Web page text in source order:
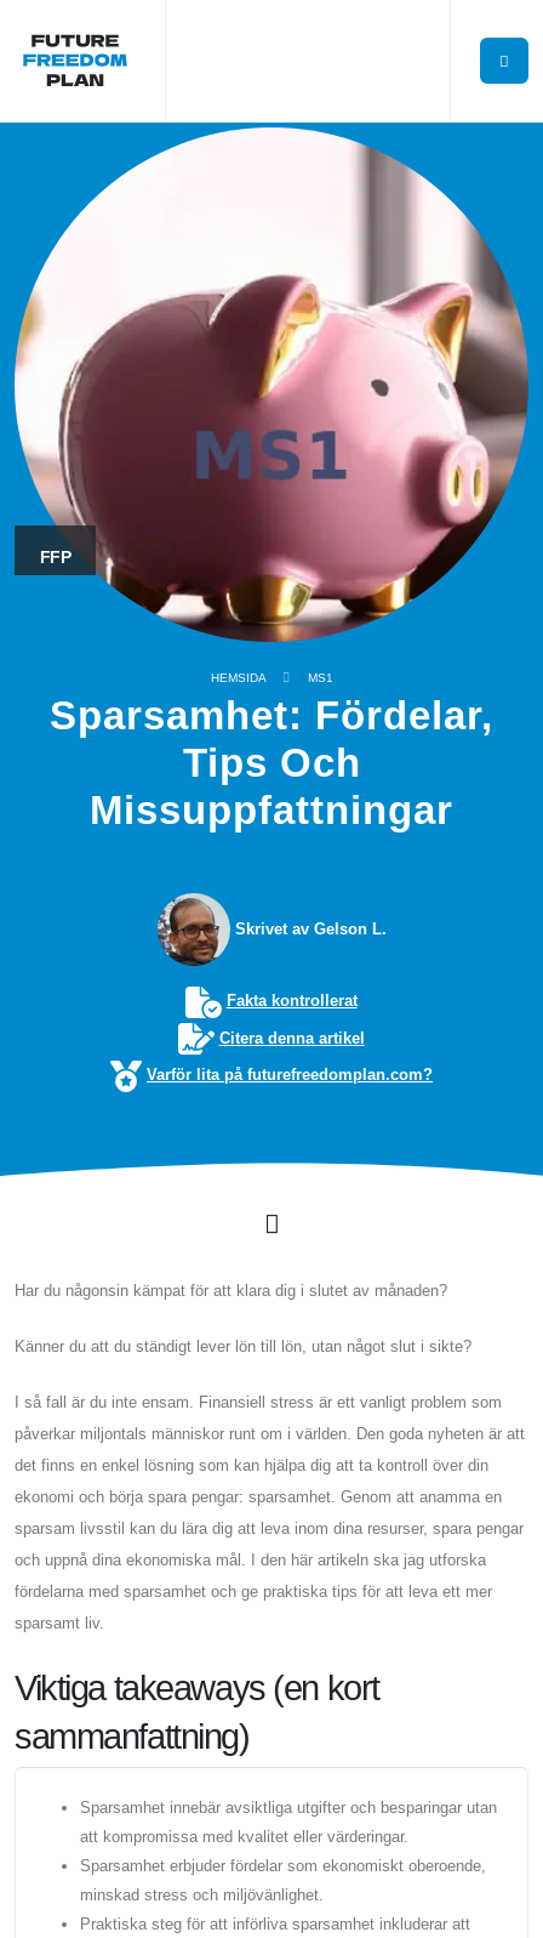
FFP
HEMSIDA MS1
Sparsamhet: Fördelar,
Tips Och
Missuppfattningar
Skrivet av Gelson L.
Fakta kontrollerat
Citera denna artikel
Varför lita på futurefreedomplan.com?
Har du någonsin kämpat för att klara dig i slutet av månaden?
Känner du att du ständigt lever lön till lön, utan något slut i sikte?
I så fall är du inte ensam. Finansiell stress är ett vanligt problem som
påverkar miljontals människor runt om i världen. Den goda nyheten är att
det finns en enkel lösning som kan hjälpa dig att ta kontroll över din
ekonomi och börja spara pengar: sparsamhet. Genom att anamma en
sparsam livsstil kan du lära dig att leva inom dina resurser, spara pengar
och uppnå dina ekonomiska mål. I den här artikeln ska jag utforska
fördelarna med sparsamhet och ge praktiska tips för att leva ett mer
sparsamt liv.
Viktiga takeaways (en kort
sammanfattning)
Sparsamhet innebär avsiktliga utgifter och besparingar utan
att kompromissa med kvalitet eller värderingar.
Sparsamhet erbjuder fördelar som ekonomiskt oberoende,
minskad stress och miljövänlighet.
Praktiska steg för att införliva sparsamhet inkluderar att